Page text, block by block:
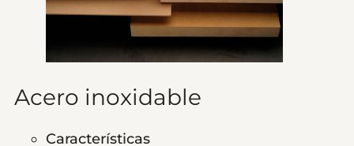
Acero inoxidable
Características